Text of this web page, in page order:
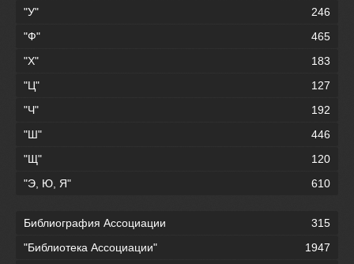
"У"
246
"Ф"
465
"Х"
183
"Ц"
127
"Ч"
192
"Ш"
446
"Щ"
120
"Э, Ю, Я"
610
Библиография Ассоциации
315
"Библиотека Ассоциации"
1947